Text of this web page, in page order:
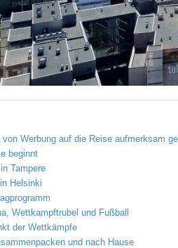
von Werbung auf die Reise aufmerksam
beginnt
Tampere
Helsinki
Wettkampftrubel und Fußball
der Wettkämpfe
und nach Hause